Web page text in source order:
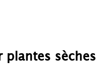
plantes sèches